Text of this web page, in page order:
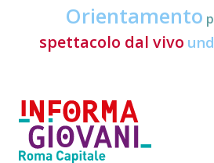
Orientamento
spettacolo dal vivo